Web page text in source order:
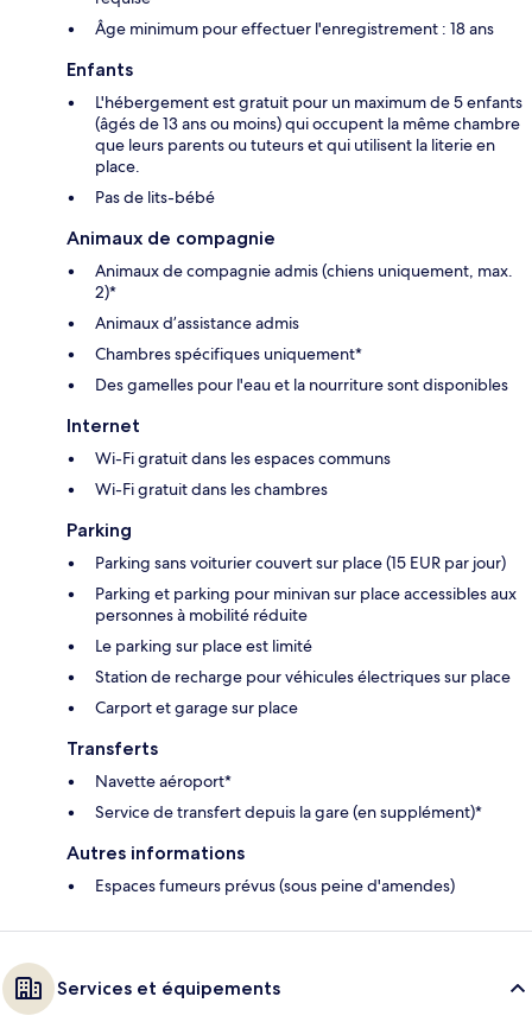
Âge minimum pour effectuer l'enregistrement : 18 ans
Enfants
L'hébergement est gratuit pour un maximum de 5 enfants
(âgés de 13 ans ou moins) qui occupent la même chambre
que leurs parents ou tuteurs et qui utilisent la literie en
place.
Pas de lits-bébé
Animaux de compagnie
Animaux de compagnie admis (chiens uniquement, max.
2)*
Animaux d’assistance admis
Chambres spécifiques uniquement*
Des gamelles pour l'eau et la nourriture sont disponibles
Internet
Wi-Fi gratuit dans les espaces communs
Wi-Fi gratuit dans les chambres
Parking
Parking sans voiturier couvert sur place (15 EUR par jour)
Parking et parking pour minivan sur place accessibles aux
personnes à mobilité réduite
Le parking sur place est limité
Station de recharge pour véhicules électriques sur place
Carport et garage sur place
Transferts
Navette aéroport*
Service de transfert depuis la gare (en supplément)*
Autres informations
Espaces fumeurs prévus (sous peine d'amendes)
Services et équipements